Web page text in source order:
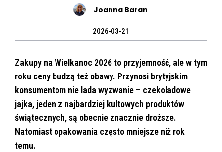
Joanna Baran
2026-03-21
Zakupy na Wielkanoc 2026 to przyjemność, ale w tym
roku ceny budzą też obawy. Przynosi brytyjskim
konsumentom nie lada wyzwanie – czekoladowe
jajka, jeden z najbardziej kultowych produktów
świątecznych, są obecnie znacznie droższe.
Natomiast opakowania często mniejsze niż rok
temu.